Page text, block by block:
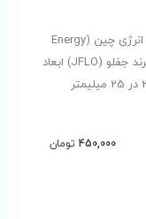
براکت انرژی چین (Energy
chain) برند جفلو (JFLO) ابعاد
450,000 تومان